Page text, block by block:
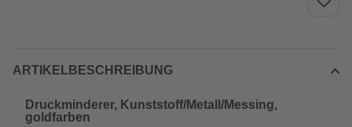
ARTIKELBESCHREIBUNG
Druckminderer, Kunststoff/Metall/Messing,
goldfarben